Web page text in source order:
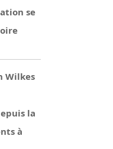
se
Wilkes
la
à